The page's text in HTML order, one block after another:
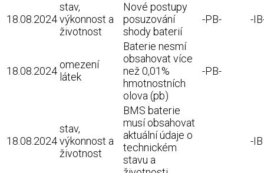
18.08.2024
stav,
výkonnost a
životnost
Nové postupy
posuzování
shody baterií
-PB- -
18.08.2024
omezení
látek
Baterie nesmí
obsahovat více
než 0,01%
hmotnostních
olova (pb)
-PB-
18.08.2024
stav,
výkonnost a
životnost
BMS baterie
musí obsahovat
aktuální údaje o
technickém
stavu a
-